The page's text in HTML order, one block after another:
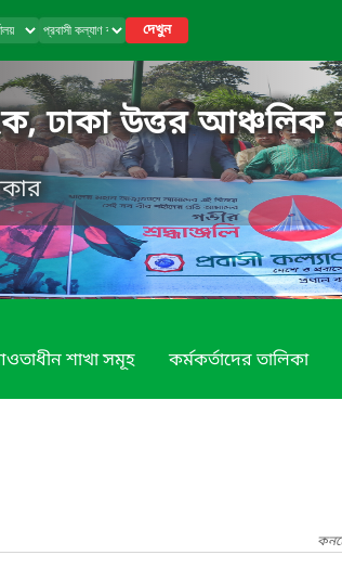
দেখুন
ঢাকা উত্তর আঞ্চলিক
শাখা সমূহ কর্মকর্তাদের তালিকা